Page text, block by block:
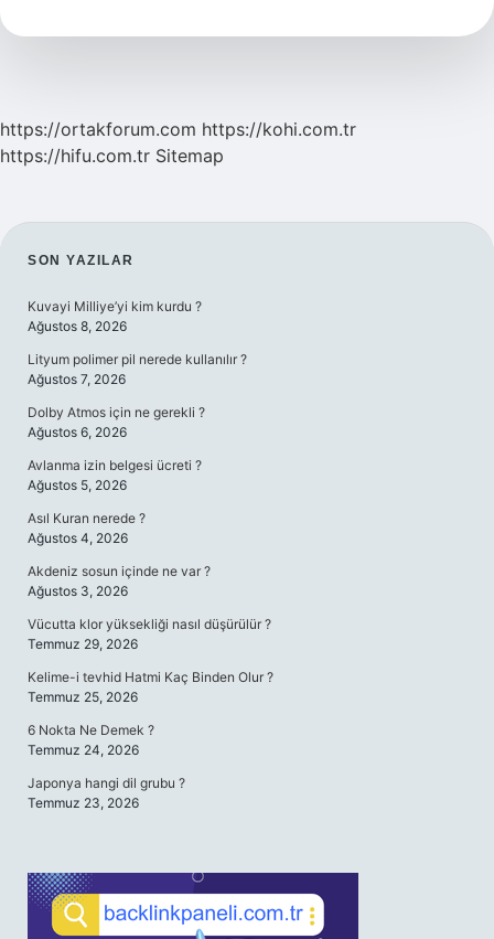
Verildi
https://ortakforum.com https://kohi.com.tr
https://hifu.com.tr Sitemap
SIDEBAR
SON YAZILAR
Kuvayi Milliye’yi kim kurdu ?
Ağustos 8, 2026
Lityum polimer pil nerede kullanılır ?
Ağustos 7, 2026
Dolby Atmos için ne gerekli ?
Ağustos 6, 2026
Avlanma izin belgesi ücreti ?
Ağustos 5, 2026
Asıl Kuran nerede ?
Ağustos 4, 2026
Akdeniz sosun içinde ne var ?
Ağustos 3, 2026
Vücutta klor yüksekliği nasıl düşürülür ?
Temmuz 29, 2026
Kelime-i tevhid Hatmi Kaç Binden Olur ?
Temmuz 25, 2026
6 Nokta Ne Demek ?
Temmuz 24, 2026
Japonya hangi dil grubu ?
Temmuz 23, 2026